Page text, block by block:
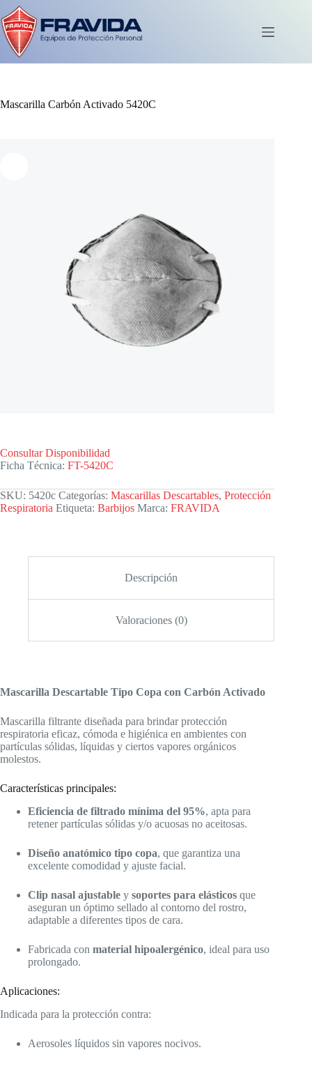
Saltar
al
contenido
Carro
compra
Mascarilla Carbón Activado 5420C
Consultar Disponibilidad
Ficha Técnica: FT-5420C
SKU: 5420c Categorías: Mascarillas Descartables, Protección
Respiratoria Etiqueta: Barbijos Marca: FRAVIDA
Descripción
Valoraciones (0)
Mascarilla Descartable Tipo Copa con Carbón Activado
Mascarilla filtrante diseñada para brindar protección
respiratoria eficaz, cómoda e higiénica en ambientes con
partículas sólidas, líquidas y ciertos vapores orgánicos
molestos.
Características principales:
Eficiencia de filtrado mínima del 95%, apta para
retener partículas sólidas y/o acuosas no aceitosas.
Diseño anatómico tipo copa, que garantiza una
excelente comodidad y ajuste facial.
Clip nasal ajustable y soportes para elásticos que
aseguran un óptimo sellado al contorno del rostro,
adaptable a diferentes tipos de cara.
Fabricada con material hipoalergénico, ideal para uso
prolongado.
Aplicaciones:
Indicada para la protección contra:
Aerosoles líquidos sin vapores nocivos.